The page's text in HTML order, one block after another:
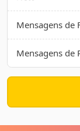
Mensagens de
Mensagens de